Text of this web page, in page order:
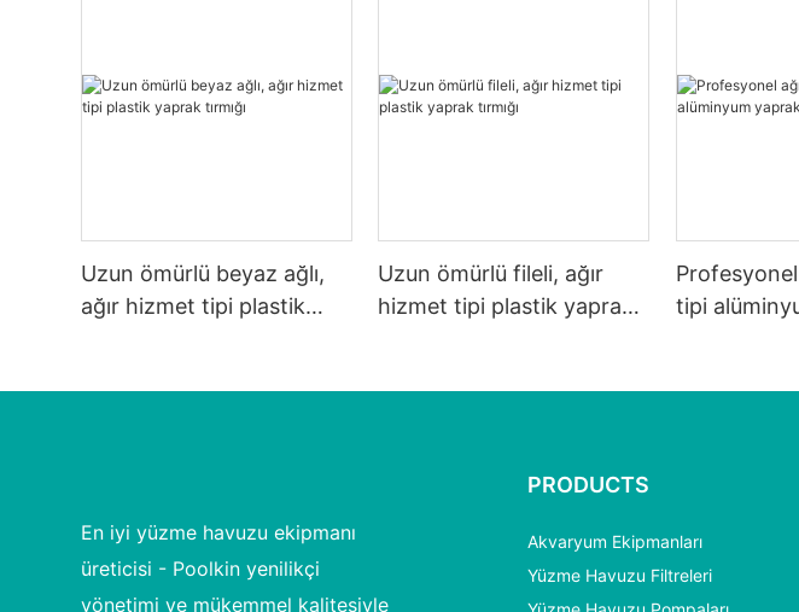
Uzun ömürlü beyaz ağlı,
ağır hizmet tipi plastik
Uzun ömürlü fileli, ağır
hizmet tipi plastik yaprak
tipi
En iyi yüzme havuzu ekipmanı
üreticisi - Poolkin yenilikçi
yönetimi ve mükemmel kalitesiyle
PRODUCTS
Akvaryum Ekipmanları
Yüzme Havuzu Filtreleri